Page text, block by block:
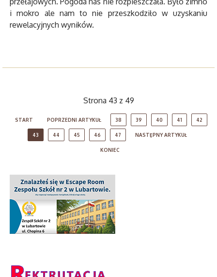
i mokro ale nam to nie przeszkodziło w uzyskaniu
rewelacyjnych wyników.
Strona 43 z 49
START POPRZEDNI ARTYKUŁ 38 39 40 41 42
43 44 45 46 47 NASTĘPNY ARTYKUŁ
KONIEC